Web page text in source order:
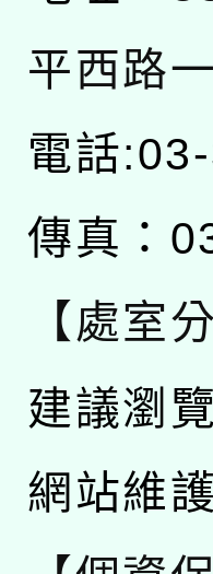
平西路
電話
傳真：
【處室
建議瀏
網站維